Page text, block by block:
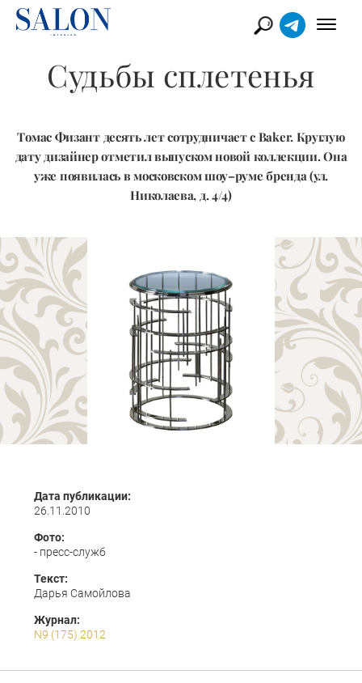
Судьбы сплетенья
Томас Физант десять лет сотрудничает с Baker. Круглую
дату дизайнер отметил выпуском новой коллекции. Она
уже появилась в московском шоу–руме бренда (ул.
Николаева, д. 4/4)
Дата публикации:
26.11.2010
Фото:
- пресс-служб
Текст:
Дарья Самойлова
Журнал:
N9 (175) 2012